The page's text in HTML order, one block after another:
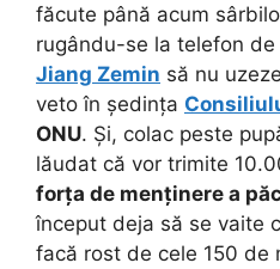
făcute până acum
rugându-se la telefon
Jiang Zemin să nu
veto în ședința
ONU. Și, colac peste
lăudat că vor trimite
forța de menținere a
început deja să se vaite
facă rost de cele 150 de